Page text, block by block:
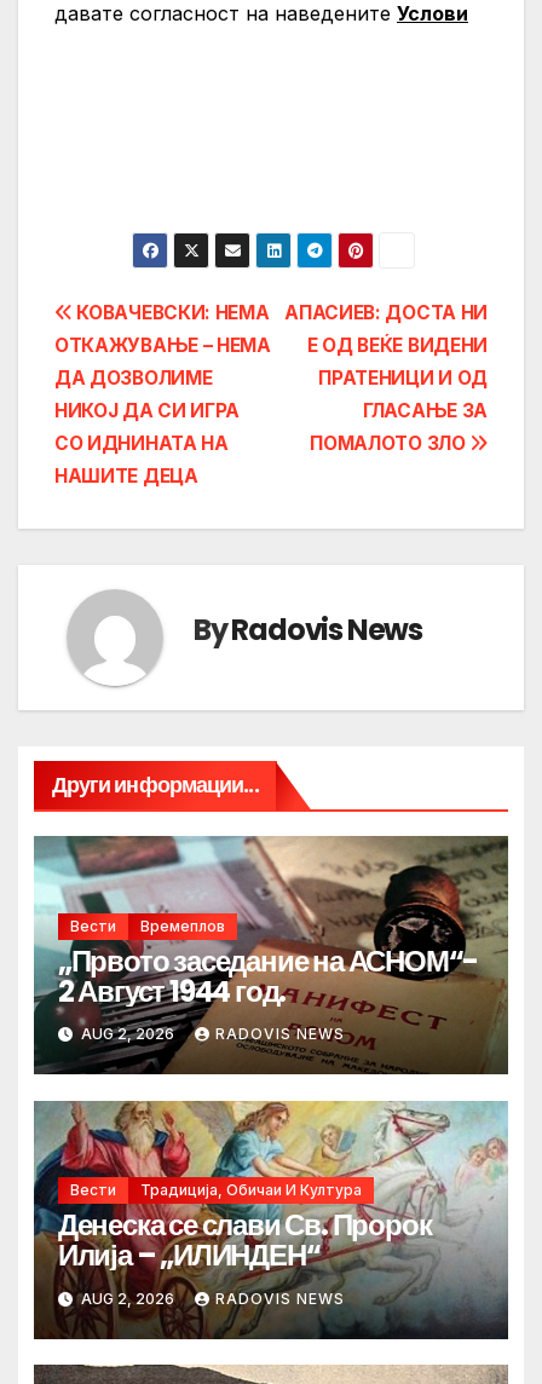
давате согласност на нaведените Услови
Post
navigation
АПАСИЕВ: ДОСТА НИ
Е ОД ВЕЌЕ ВИДЕНИ
ПРАТЕНИЦИ И ОД
ГЛАСАЊЕ ЗА
ПОМАЛОТО ЗЛО
КОВАЧЕВСКИ: НЕМА
ОТКАЖУВАЊЕ – НЕМА
ДА ДОЗВОЛИМЕ
НИКОЈ ДА СИ ИГРА
СО ИДНИНАТА НА
НАШИТЕ ДЕЦА
ByRadovis News
Други информации...
Вести Времеплов
„Првото заседание на АСНОМ“-
2 Август 1944 год.
AUG 2, 2026 RADOVIS NEWS
Вести Традиција, Обичаи И Култура
Денеска се слави Св. Пророк
Илија – „ИЛИНДЕН“
AUG 2, 2026 RADOVIS NEWS